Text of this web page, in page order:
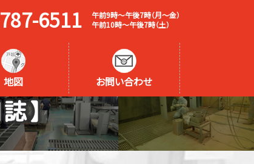
6511
午前9時～午後7時（月～金）
午前10時～午後7時（土）
地図 お問い合わせ
】